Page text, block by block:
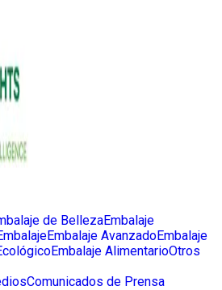
de BellezaEmbalaje
Embalaje AvanzadoEmbalaje
Embalaje AlimentarioOtros
Comunicados de Prensa